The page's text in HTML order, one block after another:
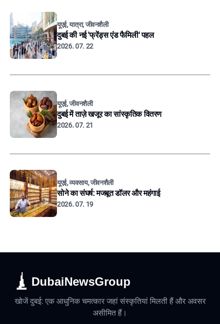
यूएई, यात्रा, जीवनशैली
दुबई की नई 'फ्रेंड्स एंड फैमिली' पहल
2026. 07. 22
यूएई, जीवनशैली
दुबई में ताज़े खजूर का सांस्कृतिक वितरण
2026. 07. 21
यूएई, व्यवसाय, जीवनशैली
सोने का संघर्ष: मजबूत डॉलर और महंगाई
2026. 07. 19
DubaiNewsGroup
खोजें दुबई: एक आधुनिक चमत्कार जहां संस्कृतियां मिलती हैं और अवसर
असीमित हैं।